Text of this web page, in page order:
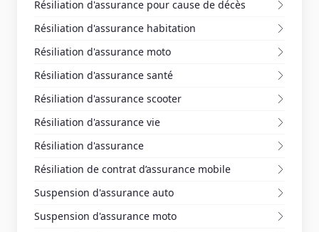
Résiliation d'assurance pour cause de décès
Résiliation d'assurance habitation
Résiliation d'assurance moto
Résiliation d'assurance santé
Résiliation d'assurance scooter
Résiliation d'assurance vie
Résiliation d'assurance
Résiliation de contrat d’assurance mobile
Suspension d'assurance auto
Suspension d'assurance moto